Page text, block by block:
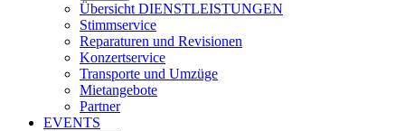
Übersicht DIENSTLEISTUNGEN
Stimmservice
Reparaturen und Revisionen
Konzertservice
Transporte und Umzüge
Mietangebote
Partner
EVENTS